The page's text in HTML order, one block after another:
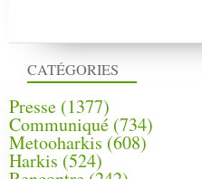
CATÉGORIES
Presse (1377)
Communiqué (734)
Metooharkis (608)
Harkis (524)